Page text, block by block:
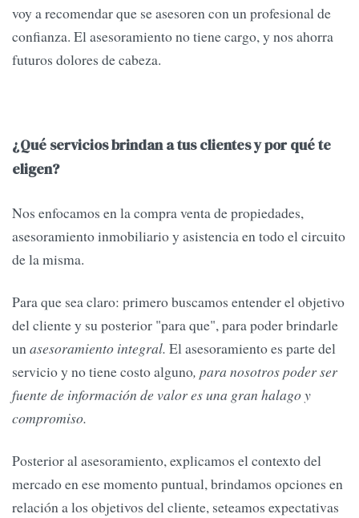
voy a recomendar que se asesoren con un profesional de
confianza. El asesoramiento no tiene cargo, y nos ahorra
futuros dolores de cabeza.
¿Qué servicios brindan a tus clientes y por qué te
eligen?
Nos enfocamos en la compra venta de propiedades,
asesoramiento inmobiliario y asistencia en todo el circuito
de la misma.
Para que sea claro: primero buscamos entender el objetivo
del cliente y su posterior "para que", para poder brindarle
unasesoramiento integral. El asesoramiento es parte del
servicio y no tiene costo alguno, para nosotros poder ser
fuente de información de valor es una gran halago y
compromiso.
Posterior al asesoramiento, explicamos el contexto del
mercado en ese momento puntual, brindamos opciones en
relación a los objetivos del cliente, seteamos expectativas